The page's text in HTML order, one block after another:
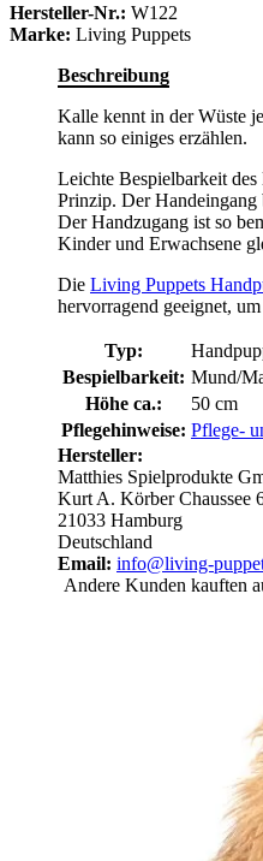
Hersteller-Nr.: W122
Marke: Living Puppets
Beschreibung
Kalle kennt in der Wüste
kann so einiges erzählen.
Leichte Bespielbarkeit
Prinzip. Der Handeingang
Der Handzugang ist so
Kinder und Erwachsene
Die Living Puppets
hervorragend geeignet,
Typ:
Bespielbarkeit: Mund/
Höhe ca.:
50 cm
Pflegehinweise: Pflege-
Hersteller:
Matthies Spielprodukte
Kurt A. Körber Chaussee
21033 Hamburg
Deutschland
Email: info@living-
Andere Kunden kauften